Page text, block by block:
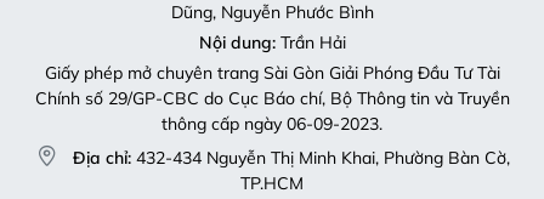
Dũng, Nguyễn Phước Bình
Nội dung:Trần Hải
Giấy phép mở chuyên trang Sài Gòn Giải Phóng Đầu Tư Tài
Chính số 29/GP-CBC do Cục Báo chí, Bộ Thông tin và Truyền
thông cấp ngày 06-09-2023.
Địa chỉ: 432-434 Nguyễn Thị Minh Khai, Phường Bàn Cờ,
TP.HCM